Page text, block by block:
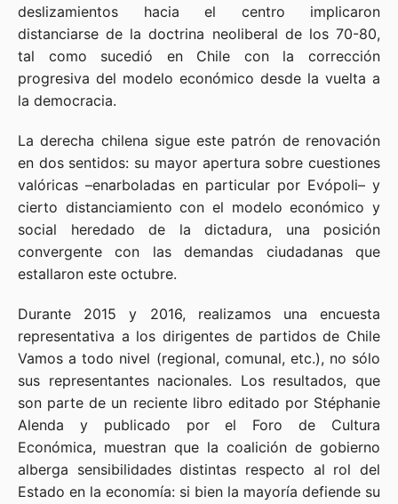
deslizamientos hacia el centro implicaron
distanciarse de la doctrina neoliberal de los 70-80,
tal como sucedió en Chile con la corrección
progresiva del modelo económico desde la vuelta a
la democracia.
La derecha chilena sigue este patrón de renovación
en dos sentidos: su mayor apertura sobre cuestiones
valóricas –enarboladas en particular por Evópoli– y
cierto distanciamiento con el modelo económico y
social heredado de la dictadura, una posición
convergente con las demandas ciudadanas que
estallaron este octubre.
Durante 2015 y 2016, realizamos una encuesta
representativa a los dirigentes de partidos de Chile
Vamos a todo nivel (regional, comunal, etc.), no sólo
sus representantes nacionales. Los resultados, que
son parte de un reciente libro editado por Stéphanie
Alenda y publicado por el Foro de Cultura
Económica, muestran que la coalición de gobierno
alberga sensibilidades distintas respecto al rol del
Estado en la economía: si bien la mayoría defiende su